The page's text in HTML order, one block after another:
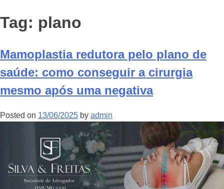
Tag: plano
Mamoplastia redutora pelo plano de
saúde: como conseguir a cirurgia
mesmo após uma negativa
Posted on 13/06/2025 by admin